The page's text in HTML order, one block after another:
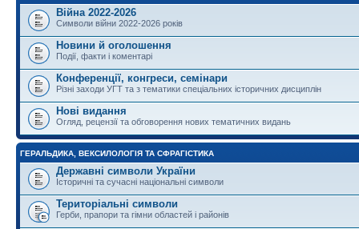
Війна 2022-2026
Символи війни 2022-2026 років
Новини й оголошення
Події, факти і коментарі
Конференції, конгреси, семінари
Різні заходи УГТ та з тематики спеціальних історичних дисциплін
Нові видання
Огляд, рецензії та обговорення нових тематичних видань
ГЕРАЛЬДИКА, ВЕКСИЛОЛОГІЯ ТА СФРАГІСТИКА
Державні символи України
Історичні та сучасні національні символи
Територіальні символи
Герби, прапори та гімни областей і районів